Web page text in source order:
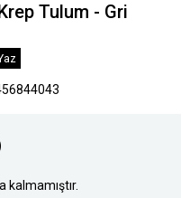
Tulum - Gri
kalmamıştır.